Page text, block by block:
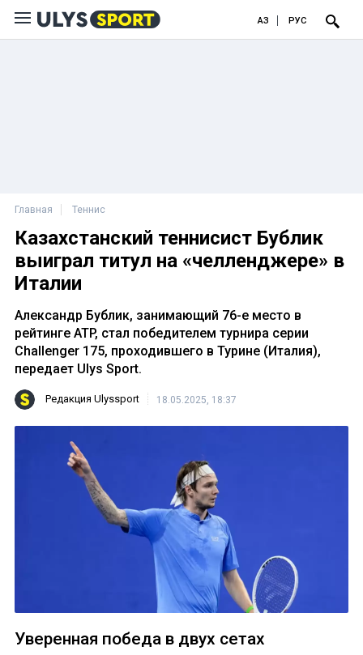
ҚАЗ РУС
Главная Теннис
Казахстанский теннисист Бублик
выиграл титул на «челленджере» в
Италии
Александр Бублик, занимающий 76-е место в
рейтинге ATP, стал победителем турнира серии
Challenger 175, проходившего в Турине (Италия),
передает Ulys Sport.
Редакция Ulyssport 18.05.2025, 18:37
Уверенная победа в двух сетах